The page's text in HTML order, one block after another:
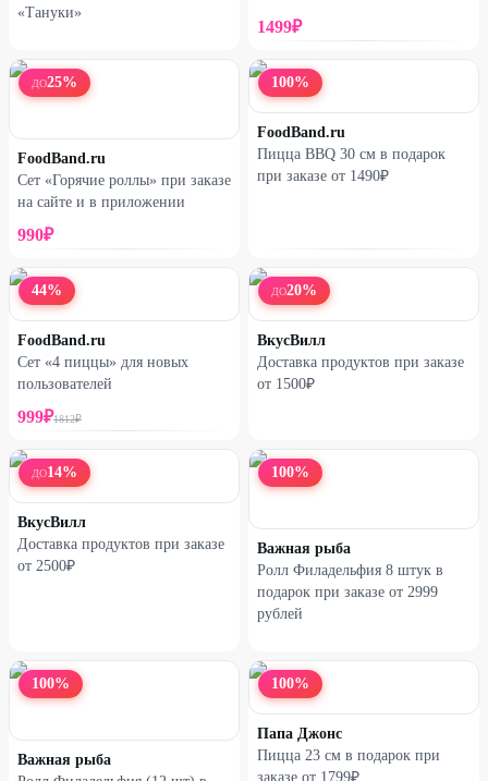
«Тануки»
1499₽
ДО25%
FoodBand.ru
Сет «Горячие роллы» при заказе
на сайте и в приложении
990₽
100%
FoodBand.ru
Пицца BBQ 30 см в подарок
при заказе от 1490₽
44%
FoodBand.ru
Сет «4 пиццы» для новых
пользователей
999₽1812₽
ДО20%
ВкусВилл
Доставка продуктов при заказе
от 1500₽
ДО14%
ВкусВилл
Доставка продуктов при заказе
от 2500₽
100%
Важная рыба
Ролл Филадельфия 8 штук в
подарок при заказе от 2999
рублей
100%
Важная рыба
100%
Папа Джонс
Пицца 23 см в подарок при
заказе от 1799₽